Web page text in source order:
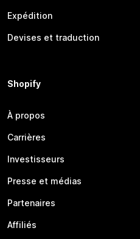
Expédition
Devises et traduction
Shopify
À propos
Carrières
Investisseurs
Presse et médias
Partenaires
Affiliés